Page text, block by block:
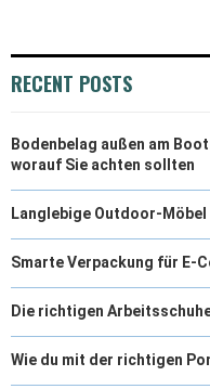
RECENT POSTS
Bodenbelag außen am
worauf Sie achten sollten
Langlebige Outdoor-
Smarte Verpackung für E-
Die richtigen
Wie du mit der richtigen